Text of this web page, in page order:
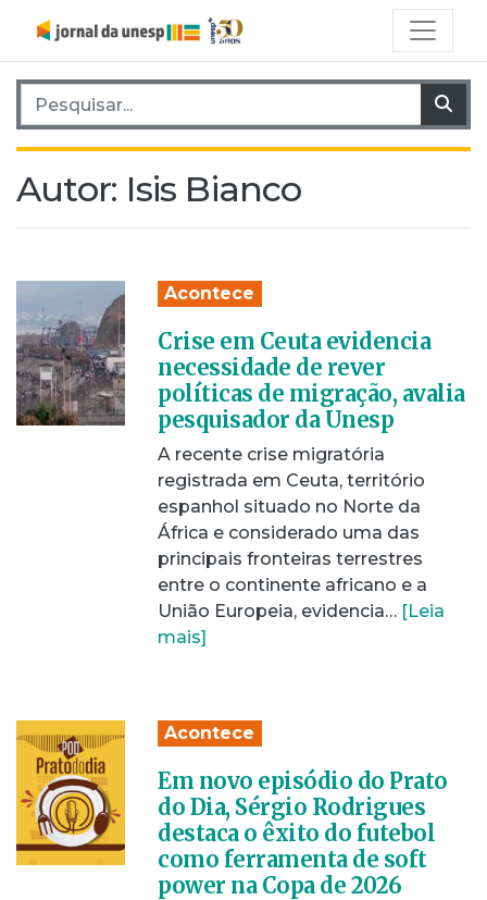
Pesquisar por:
Autor: Isis Bianco
Acontece
Crise em Ceuta evidencia
necessidade de rever
políticas de migração, avalia
pesquisador da Unesp
A recente crise migratória
registrada em Ceuta, território
espanhol situado no Norte da
África e considerado uma das
principais fronteiras terrestres
entre o continente africano e a
União Europeia, evidencia… [Leia
mais]
Acontece
Em novo episódio do Prato
do Dia, Sérgio Rodrigues
destaca o êxito do futebol
como ferramenta de soft
power na Copa de 2026